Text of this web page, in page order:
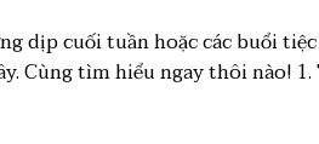
dịp cuối tuần hoặc các buổi
Cùng tìm hiểu ngay thôi nào!